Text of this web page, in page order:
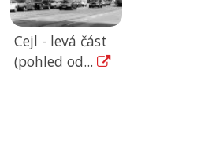
Cejl - levá část
(pohled od...